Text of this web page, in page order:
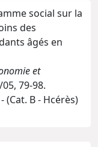
social sur la
des
âgés en
et
79-98.
(Cat. B - Hcérès)